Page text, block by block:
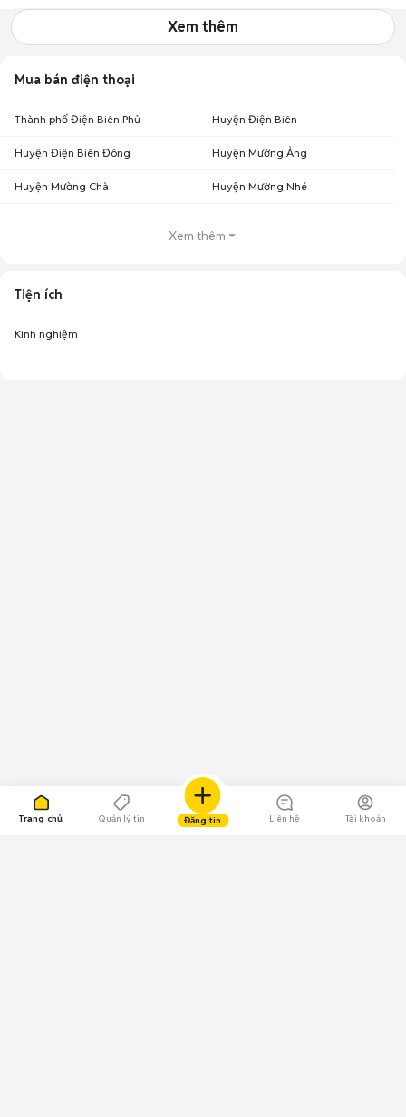
Trang chủ Quản lý tin Đăng tin Liên hệ Tài khoản
Xem thêm
Mua bán điện thoại
Thành phố Điện Biên Phủ Huyện Điện Biên
Huyện Điện Biên Đông Huyện Mường Ảng
Huyện Mường Chà Huyện Mường Nhé
Xem thêm
Tiện ích
Kinh nghiệm